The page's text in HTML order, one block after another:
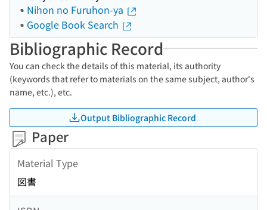
Nihon no Furuhon-ya
Google Book Search
Bibliographic Record
You can check the details of this material, its authority
(keywords that refer to materials on the same subject, author's
name, etc.), etc.
Output Bibliographic Record
Paper
Material Type
図書